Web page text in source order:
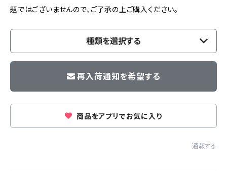
題ではございませんので、ご了承の上ご購入ください。
種類を選択する
再入荷通知を希望する
商品をアプリでお気に入り
通報する